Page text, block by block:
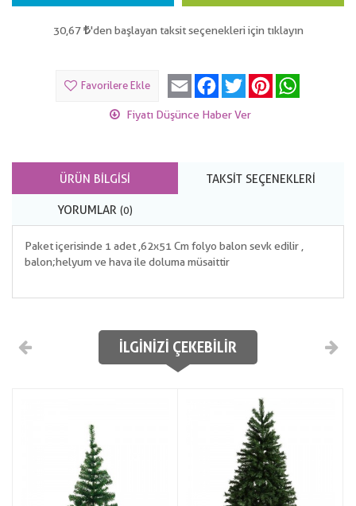
30,67 'den başlayan taksit seçenekleri için tıklayın
Favorilere Ekle Email Facebook
Twitter Pinterest
Fiyatı Düşünce Haber Ver
ÜRÜN BILGISI TAKSIT SEÇENEKLERI
YORUMLAR (0)
Paket içerisinde 1 adet ,62x51 Cm folyo balon sevk edilir ,
balon;helyum ve hava ile doluma müsaittir
İLGINIZI ÇEKEBILIR